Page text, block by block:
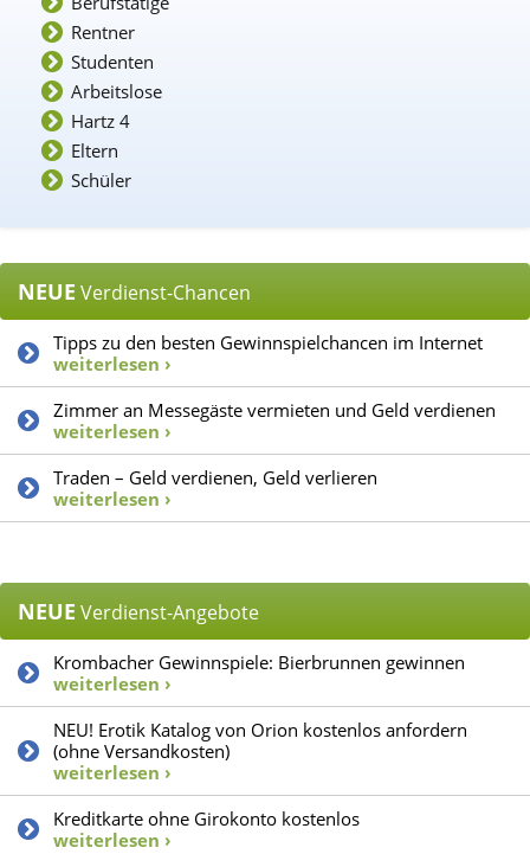
Rentner
Studenten
Arbeitslose
Hartz 4
Eltern
Schüler
NEUE Verdienst-Chancen
Tipps zu den besten Gewinnspielchancen im Internet
weiterlesen ›
Zimmer an Messegäste vermieten und Geld verdienen
weiterlesen ›
Traden – Geld verdienen, Geld verlieren
weiterlesen ›
NEUE Verdienst-Angebote
Krombacher Gewinnspiele: Bierbrunnen gewinnen
weiterlesen ›
NEU! Erotik Katalog von Orion kostenlos anfordern
(ohne Versandkosten)
weiterlesen ›
Kreditkarte ohne Girokonto kostenlos
weiterlesen ›